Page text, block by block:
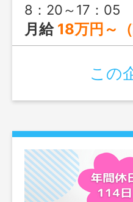
8：20～17：05
月給 18万円～
この